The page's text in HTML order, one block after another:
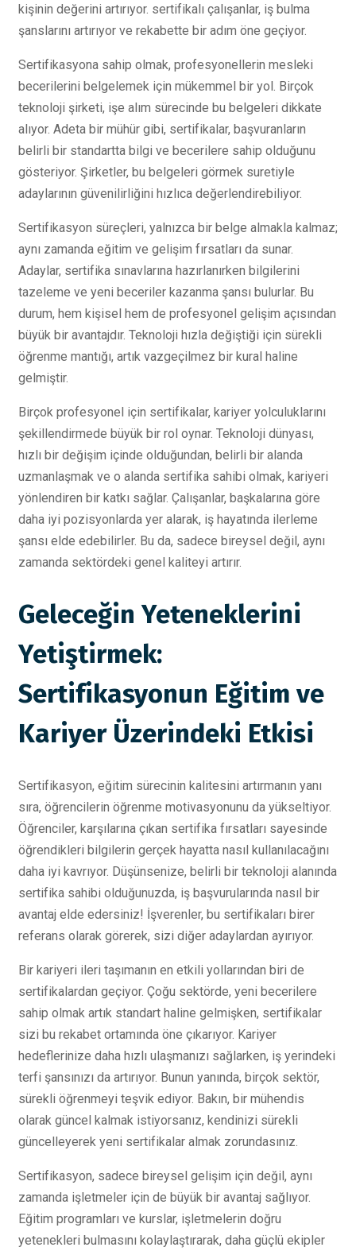
kişinin değerini artırıyor. sertifikalı çalışanlar, iş bulma
şanslarını artırıyor ve rekabette bir adım öne geçiyor.
Sertifikasyona sahip olmak, profesyonellerin mesleki
becerilerini belgelemek için mükemmel bir yol. Birçok
teknoloji şirketi, işe alım sürecinde bu belgeleri dikkate
alıyor. Adeta bir mühür gibi, sertifikalar, başvuranların
belirli bir standartta bilgi ve becerilere sahip olduğunu
gösteriyor. Şirketler, bu belgeleri görmek suretiyle
adaylarının güvenilirliğini hızlıca değerlendirebiliyor.
Sertifikasyon süreçleri, yalnızca bir belge almakla kalmaz;
aynı zamanda eğitim ve gelişim fırsatları da sunar.
Adaylar, sertifika sınavlarına hazırlanırken bilgilerini
tazeleme ve yeni beceriler kazanma şansı bulurlar. Bu
durum, hem kişisel hem de profesyonel gelişim açısından
büyük bir avantajdır. Teknoloji hızla değiştiği için sürekli
öğrenme mantığı, artık vazgeçilmez bir kural haline
gelmiştir.
Birçok profesyonel için sertifikalar, kariyer yolculuklarını
şekillendirmede büyük bir rol oynar. Teknoloji dünyası,
hızlı bir değişim içinde olduğundan, belirli bir alanda
uzmanlaşmak ve o alanda sertifika sahibi olmak, kariyeri
yönlendiren bir katkı sağlar. Çalışanlar, başkalarına göre
daha iyi pozisyonlarda yer alarak, iş hayatında ilerleme
şansı elde edebilirler. Bu da, sadece bireysel değil, aynı
zamanda sektördeki genel kaliteyi artırır.
Geleceğin Yeteneklerini
Yetiştirmek:
Sertifikasyonun Eğitim ve
Kariyer Üzerindeki Etkisi
Sertifikasyon, eğitim sürecinin kalitesini artırmanın yanı
sıra, öğrencilerin öğrenme motivasyonunu da yükseltiyor.
Öğrenciler, karşılarına çıkan sertifika fırsatları sayesinde
öğrendikleri bilgilerin gerçek hayatta nasıl kullanılacağını
daha iyi kavrıyor. Düşünsenize, belirli bir teknoloji alanında
sertifika sahibi olduğunuzda, iş başvurularında nasıl bir
avantaj elde edersiniz! İşverenler, bu sertifikaları birer
referans olarak görerek, sizi diğer adaylardan ayırıyor.
Bir kariyeri ileri taşımanın en etkili yollarından biri de
sertifikalardan geçiyor. Çoğu sektörde, yeni becerilere
sahip olmak artık standart haline gelmişken, sertifikalar
sizi bu rekabet ortamında öne çıkarıyor. Kariyer
hedeflerinize daha hızlı ulaşmanızı sağlarken, iş yerindeki
terfi şansınızı da artırıyor. Bunun yanında, birçok sektör,
sürekli öğrenmeyi teşvik ediyor. Bakın, bir mühendis
olarak güncel kalmak istiyorsanız, kendinizi sürekli
güncelleyerek yeni sertifikalar almak zorundasınız.
Sertifikasyon, sadece bireysel gelişim için değil, aynı
zamanda işletmeler için de büyük bir avantaj sağlıyor.
Eğitim programları ve kurslar, işletmelerin doğru
yetenekleri bulmasını kolaylaştırarak, daha güçlü ekipler